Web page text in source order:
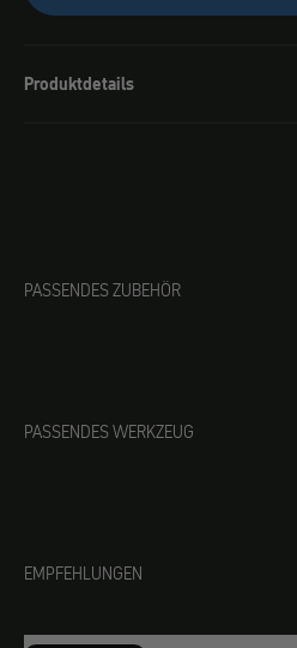
Produktdetails
PASSENDES ZUBEHÖR
PASSENDES WERKZEUG
EMPFEHLUNGEN